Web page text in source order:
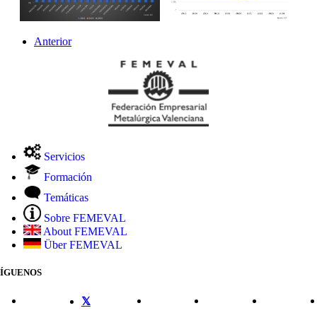
Anterior
Servicios
Formación
Temáticas
Sobre FEMEVAL
About FEMEVAL
Über FEMEVAL